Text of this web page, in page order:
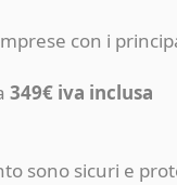
con i
349€ iva inclusa
sono sicuri e